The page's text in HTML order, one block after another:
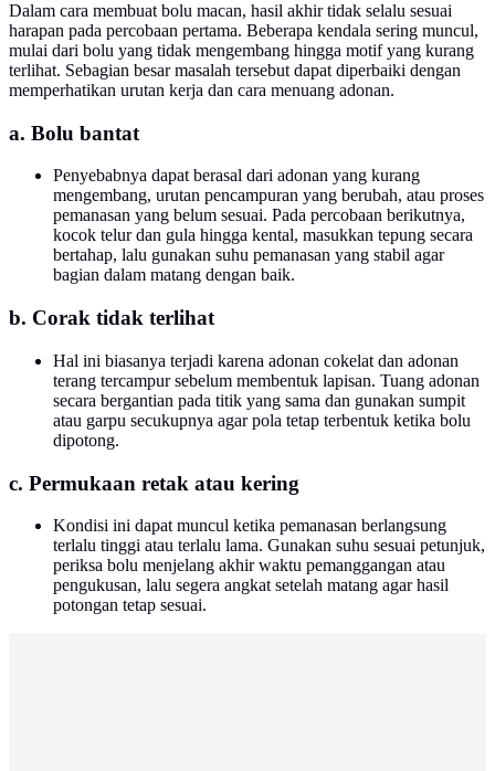
Dalam cara membuat bolu macan, hasil akhir tidak selalu sesuai
harapan pada percobaan pertama. Beberapa kendala sering muncul,
mulai dari bolu yang tidak mengembang hingga motif yang kurang
terlihat. Sebagian besar masalah tersebut dapat diperbaiki dengan
memperhatikan urutan kerja dan cara menuang adonan.
a. Bolu bantat
Penyebabnya dapat berasal dari adonan yang kurang
mengembang, urutan pencampuran yang berubah, atau proses
pemanasan yang belum sesuai. Pada percobaan berikutnya,
kocok telur dan gula hingga kental, masukkan tepung secara
bertahap, lalu gunakan suhu pemanasan yang stabil agar
bagian dalam matang dengan baik.
b. Corak tidak terlihat
Hal ini biasanya terjadi karena adonan cokelat dan adonan
terang tercampur sebelum membentuk lapisan. Tuang adonan
secara bergantian pada titik yang sama dan gunakan sumpit
atau garpu secukupnya agar pola tetap terbentuk ketika bolu
dipotong.
c. Permukaan retak atau kering
Kondisi ini dapat muncul ketika pemanasan berlangsung
terlalu tinggi atau terlalu lama. Gunakan suhu sesuai petunjuk,
periksa bolu menjelang akhir waktu pemanggangan atau
pengukusan, lalu segera angkat setelah matang agar hasil
potongan tetap sesuai.